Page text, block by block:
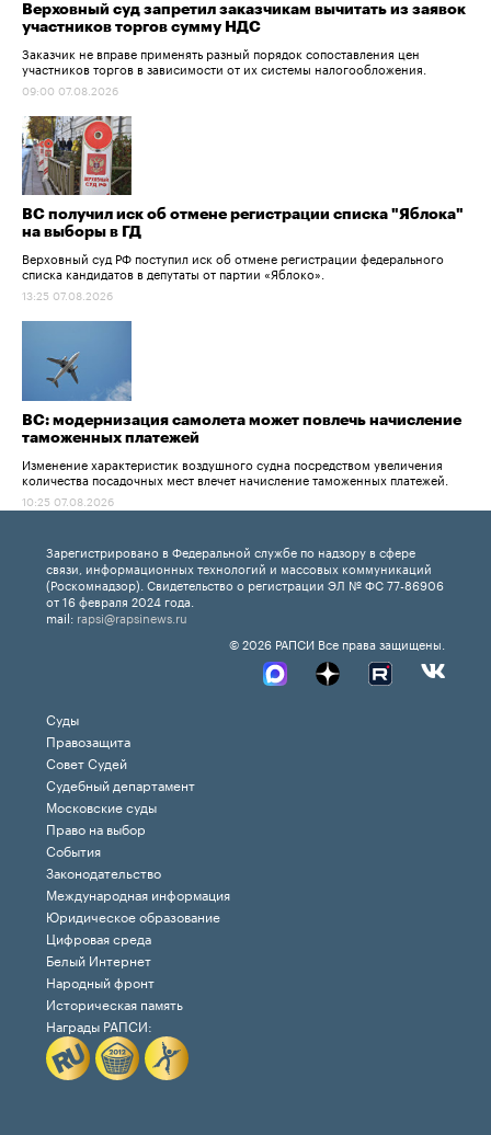
Верховный суд запретил заказчикам вычитать из заявок
участников торгов сумму НДС
Заказчик не вправе применять разный порядок сопоставления цен
участников торгов в зависимости от их системы налогообложения.
09:00 07.08.2026
ВС получил иск об отмене регистрации списка "Яблока"
на выборы в ГД
Верховный суд РФ поступил иск об отмене регистрации федерального
списка кандидатов в депутаты от партии «Яблоко».
13:25 07.08.2026
ВС: модернизация самолета может повлечь начисление
таможенных платежей
Изменение характеристик воздушного судна посредством увеличения
количества посадочных мест влечет начисление таможенных платежей.
10:25 07.08.2026
Зарегистрировано в Федеральной службе по надзору в сфере
связи, информационных технологий и массовых коммуникаций
(Роскомнадзор). Свидетельство о регистрации ЭЛ № ФС 77-86906
от 16 февраля 2024 года.
mail: rapsi@rapsinews.ru
© 2026 РАПСИ Все права защищены.
Суды
Правозащита
Совет Судей
Судебный департамент
Московские суды
Право на выбор
События
Законодательство
Международная информация
Юридическое образование
Цифровая среда
Белый Интернет
Народный фронт
Историческая память
Награды РАПСИ: